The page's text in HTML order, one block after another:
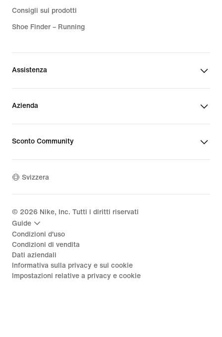
Consigli sui prodotti
Shoe Finder – Running
Assistenza
Azienda
Sconto Community
Svizzera
© 2026 Nike, Inc. Tutti i diritti riservati
Guide
Condizioni d'uso
Condizioni di vendita
Dati aziendali
Informativa sulla privacy e sui cookie
Impostazioni relative a privacy e cookie